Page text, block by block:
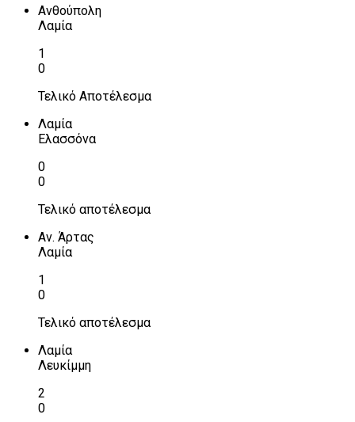
Ανθούπολη
Λαμία
1
0
Τελικό Αποτέλεσμα
Λαμία
Ελασσόνα
0
0
Τελικό αποτέλεσμα
Αν. Άρτας
Λαμία
1
0
Τελικό αποτέλεσμα
Λαμία
Λευκίμμη
2
0